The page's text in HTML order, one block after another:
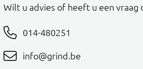
Wilt u advies of heeft u een vraag
014-480251
info@grind.be